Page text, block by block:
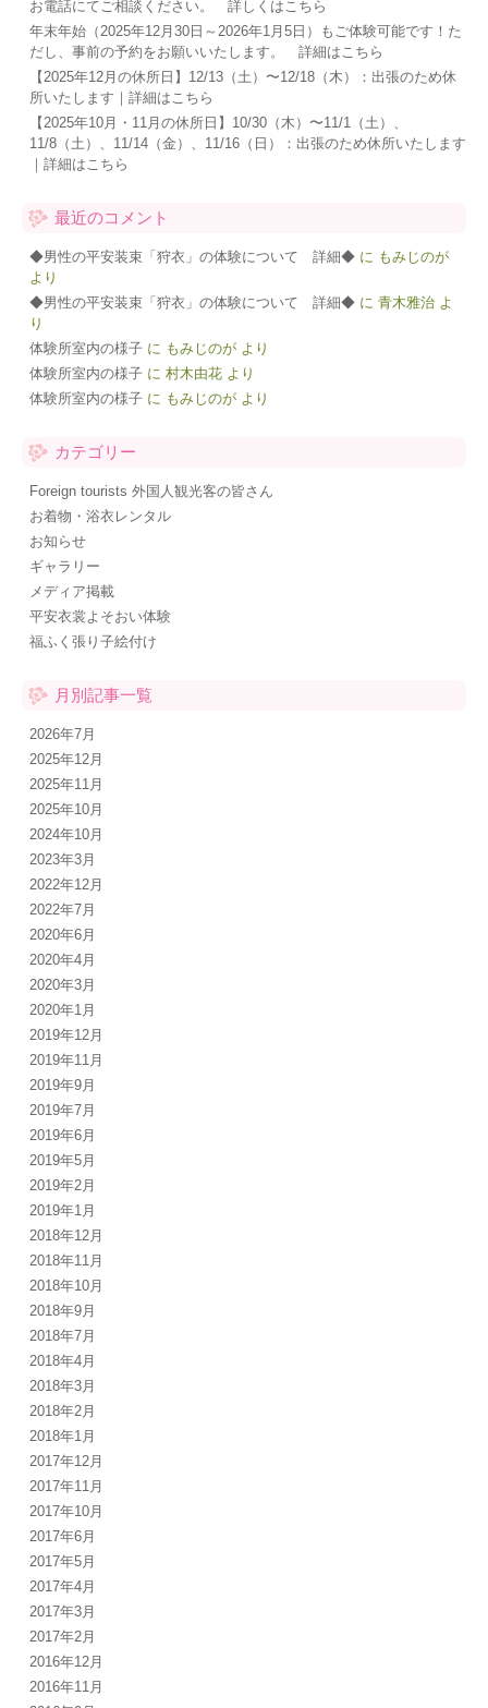
お電話にてご相談ください。 詳しくはこちら
年末年始（2025年12月30日～2026年1月5日）もご体験可能です！た
だし、事前の予約をお願いいたします。 詳細はこちら
【2025年12月の休所日】12/13（土）〜12/18（木）：出張のため休
所いたします｜詳細はこちら
【2025年10月・11月の休所日】10/30（木）〜11/1（土）、
11/8（土）、11/14（金）、11/16（日）：出張のため休所いたします
｜詳細はこちら
最近のコメント
◆男性の平安装束「狩衣」の体験について 詳細◆ に もみじのが
より
◆男性の平安装束「狩衣」の体験について 詳細◆ に 青木雅治 よ
り
体験所室内の様子 に もみじのが より
体験所室内の様子 に 村木由花 より
体験所室内の様子 に もみじのが より
カテゴリー
Foreign tourists 外国人観光客の皆さん
お着物・浴衣レンタル
お知らせ
ギャラリー
メディア掲載
平安衣裳よそおい体験
福ふく張り子絵付け
月別記事一覧
2026年7月
2025年12月
2025年11月
2025年10月
2024年10月
2023年3月
2022年12月
2022年7月
2020年6月
2020年4月
2020年3月
2020年1月
2019年12月
2019年11月
2019年9月
2019年7月
2019年6月
2019年5月
2019年2月
2019年1月
2018年12月
2018年11月
2018年10月
2018年9月
2018年7月
2018年4月
2018年3月
2018年2月
2018年1月
2017年12月
2017年11月
2017年10月
2017年6月
2017年5月
2017年4月
2017年3月
2017年2月
2016年12月
2016年11月